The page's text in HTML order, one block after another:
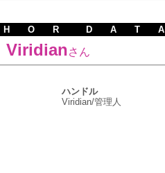
O R D A T A
Viridianさん
ハンドル
Viridian/管理人